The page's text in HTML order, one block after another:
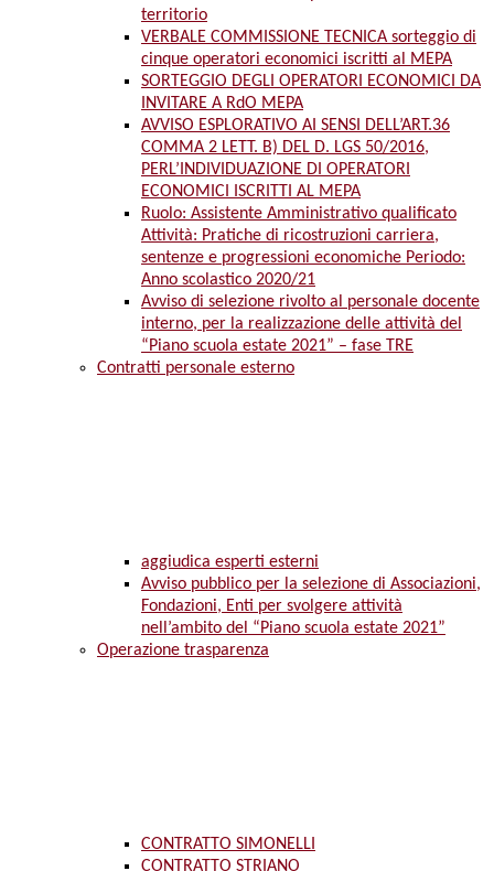
territorio
VERBALE COMMISSIONE TECNICA sorteggio di
cinque operatori economici iscritti al MEPA
SORTEGGIO DEGLI OPERATORI ECONOMICI DA
INVITARE A RdO MEPA
AVVISO ESPLORATIVO AI SENSI DELL’ART.36
COMMA 2 LETT. B) DEL D. LGS 50/2016,
PERL’INDIVIDUAZIONE DI OPERATORI
ECONOMICI ISCRITTI AL MEPA
Ruolo: Assistente Amministrativo qualificato
Attività: Pratiche di ricostruzioni carriera,
sentenze e progressioni economiche Periodo:
Anno scolastico 2020/21
Avviso di selezione rivolto al personale docente
interno, per la realizzazione delle attività del
“Piano scuola estate 2021” – fase TRE
Contratti personale esterno
aggiudica esperti esterni
Avviso pubblico per la selezione di Associazioni,
Fondazioni, Enti per svolgere attività
nell’ambito del “Piano scuola estate 2021”
Operazione trasparenza
CONTRATTO SIMONELLI
CONTRATTO STRIANO